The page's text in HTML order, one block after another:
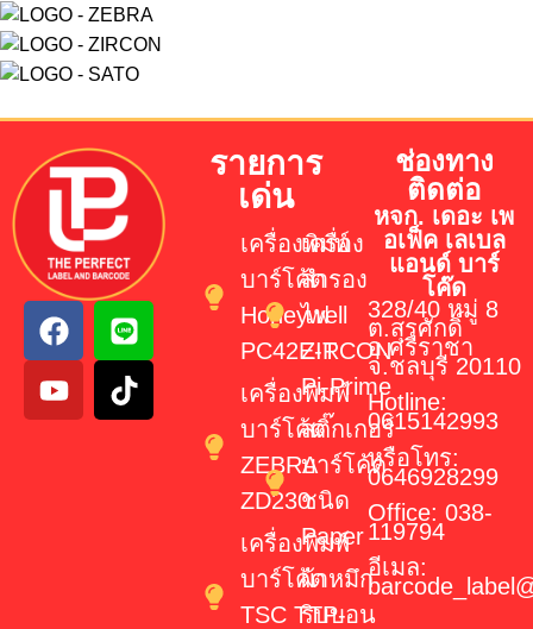
รายการ
เด่น
เครื่องพิมพ์
บาร์โค้ด
Honeywell
PC42E-T
เครื่องพิมพ์
บาร์โค้ด
ZEBRA
ZD230
เครื่องพิมพ์
บาร์โค้ด
TSC TTP-
เครื่อง
สำรอง
ไฟ
ZIRCON
Pi-Prime
สติ๊กเกอร์
บาร์โค้ด
ชนิด
Paper
ผ้าหมึก
ริบบอน
ช่องทาง
ติดต่อ
หจก. เดอะ เพ
อเฟ็ค เลเบล
แอนด์ บาร์
โค๊ด
328/40 หมู่ 8
ต.สุรศักดิ์
อ.ศรีราชา
จ.ชลบุรี 20110
Hotline:
0615142993
หรือโทร:
0646928299
Office: 038-
119794
อีเมล: